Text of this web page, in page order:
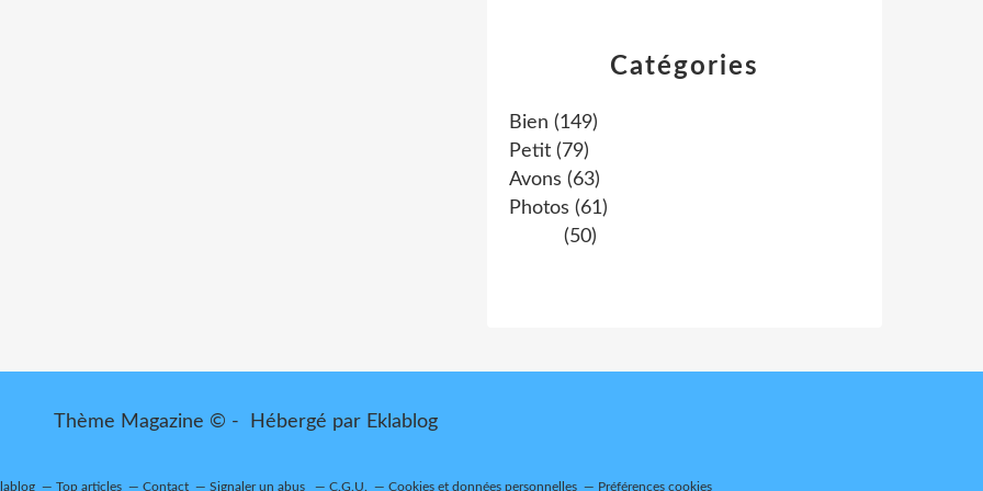
Catégories
Bien (149)
Petit (79)
Avons (63)
Photos (61)
(50)
Thème Magazine © - Hébergé par Eklablog
Top articles Contact Signaler un abus C.G.U. Cookies et données personnelles Préférences cookies